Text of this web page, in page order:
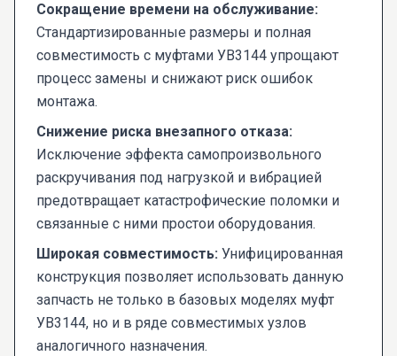
Сокращение времени на обслуживание:
Стандартизированные размеры и полная
совместимость с муфтами УВ3144 упрощают
процесс замены и снижают риск ошибок
монтажа.
Снижение риска внезапного отказа:
Исключение эффекта самопроизвольного
раскручивания под нагрузкой и вибрацией
предотвращает катастрофические поломки и
связанные с ними простои оборудования.
Широкая совместимость: Унифицированная
конструкция позволяет использовать данную
запчасть не только в базовых моделях муфт
УВ3144, но и в ряде совместимых узлов
аналогичного назначения.